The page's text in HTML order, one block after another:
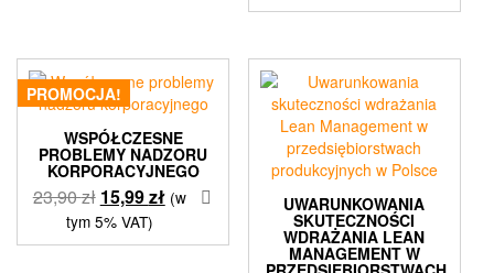
PROMOCJA!
WSPÓŁCZESNE
PROBLEMY NADZORU
KORPORACYJNEGO
23,90zł Pierwotna
cena
wynosiła:
15,99złAktualna
wynosi:
(w
tym 5% VAT)
UWARUNKOWANIA
SKUTECZNOŚCI
WDRAŻANIA LEAN
MANAGEMENT W